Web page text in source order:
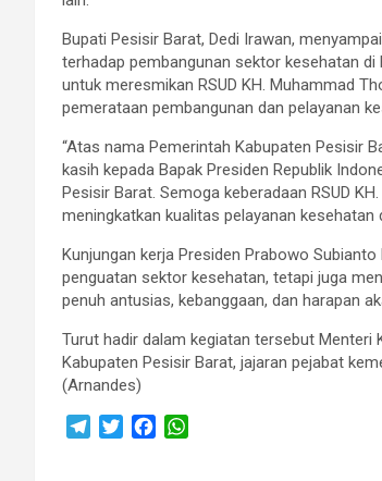
Bupati Pesisir Barat, Dedi Irawan,
terhadap pembangunan sektor kesehatan
untuk meresmikan RSUD KH. Muhammad
pemerataan pembangunan dan pelayanan
“Atas nama Pemerintah Kabupaten Pesisir
kasih kepada Bapak Presiden Republik
Pesisir Barat. Semoga keberadaan RSUD
meningkatkan kualitas pelayanan kesehatan
Kunjungan kerja Presiden Prabowo
penguatan sektor kesehatan, tetapi juga
penuh antusias, kebanggaan, dan harapan
Turut hadir dalam kegiatan tersebut Menteri
Kabupaten Pesisir Barat, jajaran pejabat
(Arnandes)